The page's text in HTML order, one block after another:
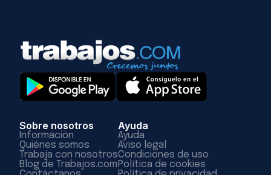
Sobre nosotros
Información
Quiénes somos
Trabaja con nosotros
Blog de Trabajos.com
Ayuda
Ayuda
Aviso legal
Condiciones de uso
Política de cookies